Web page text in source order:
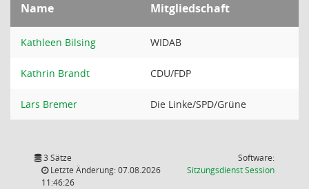
Name Mitgliedschaft
Kathleen Bilsing WIDAB
Kathrin Brandt CDU/FDP
Lars Bremer Die Linke/SPD/Grüne
3 Sätze
Letzte Änderung: 07.08.2026
11:46:26
Software:
SitzungsdienstSession(Wird in